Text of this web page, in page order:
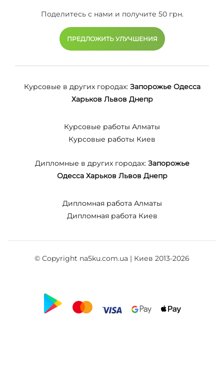
Поделитесь с нами и получите 50 грн.
ПРЕДЛОЖИТЬ УЛУЧШЕНИЯ
Курсовые в других городах: Запорожье Одесса
Харьков Львов Днепр
Курсовые работы Алматы
Курсовые работы Киев
Дипломные в других городах: Запорожье
Одесса Харьков Львов Днепр
Дипломная работа Алматы
Дипломная работа Киев
© Copyright na5ku.com.ua | Киев 2013-2026